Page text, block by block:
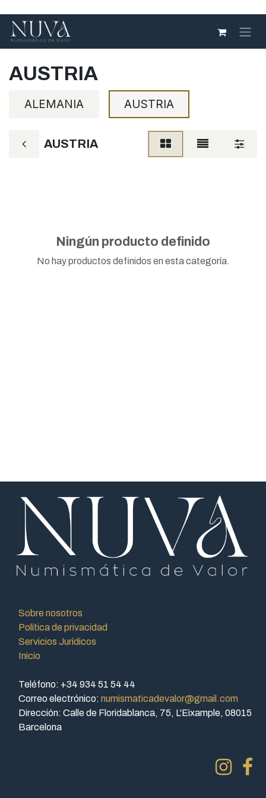
Ir al contenido
AUSTRIA
ALEMANIA AUSTRIA
AUSTRIA
Ningún producto definido
No hay productos definidos en esta categoría.
Sobre nosotros
Política de privacidad
Servicios Jurídicos
Inicio
Teléfono: +34 934 51 54 44
Correo electrónico: numismaticadevalor@gmail.com
Dirección: Calle de Floridablanca, 75, L'Eixample, 08015
Barcelona